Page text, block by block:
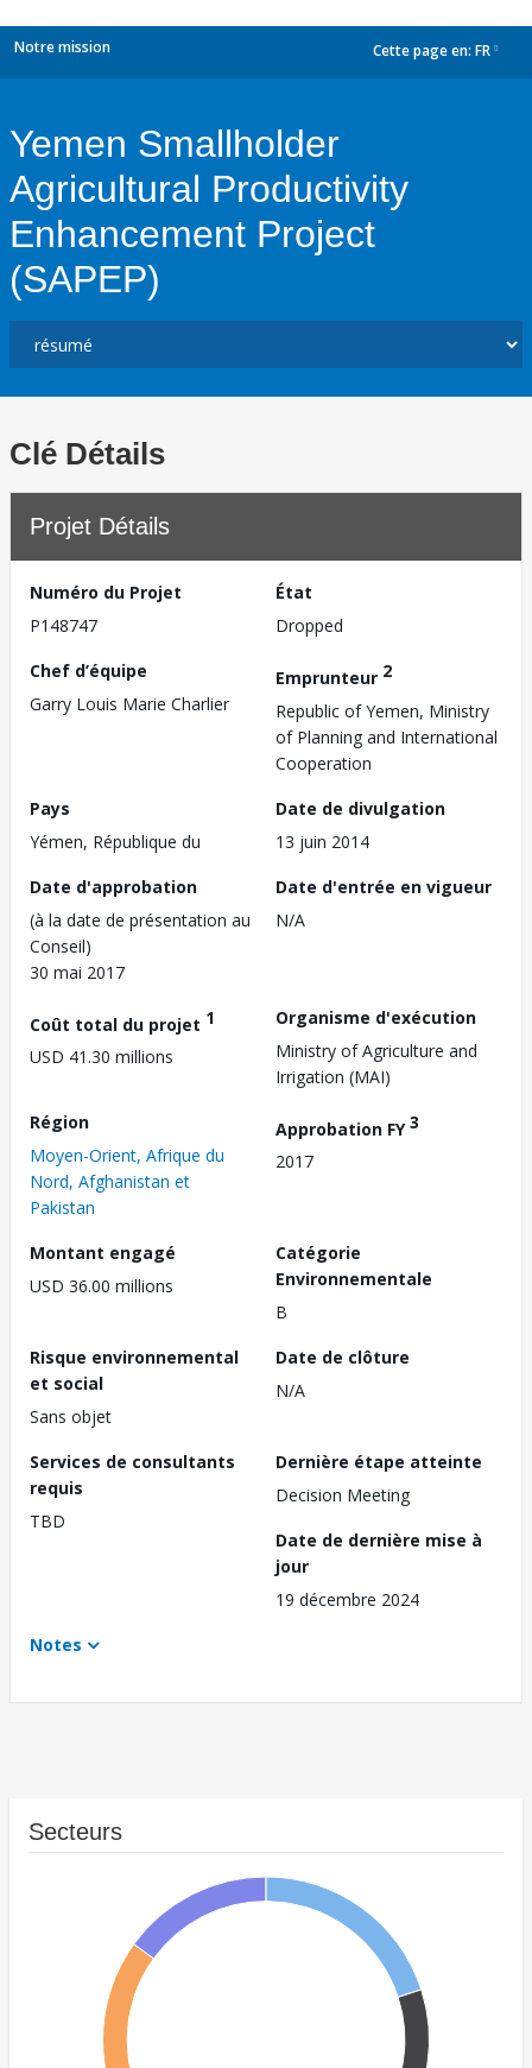
Notre mission Cette page en: FR
Yemen Smallholder
Agricultural Productivity
Enhancement Project
(SAPEP)
Clé Détails
Projet Détails
Numéro du Projet
P148747
État
Dropped
Chef d’équipe
Garry Louis Marie Charlier
Emprunteur 2
Republic of Yemen, Ministry
of Planning and International
Cooperation
Pays
Yémen, République du
Date de divulgation
13 juin 2014
Date d'approbation
(à la date de présentation au
Conseil)
30 mai 2017
Date d'entrée en vigueur
N/A
Coût total du projet 1
USD 41.30 millions
Organisme d'exécution
Ministry of Agriculture and
Irrigation (MAI)
Région
Moyen-Orient, Afrique du
Nord, Afghanistan et
Pakistan
Approbation FY3
2017
Montant engagé
USD 36.00 millions
Catégorie
Environnementale
B
Risque environnemental
et social
Sans objet
Date de clôture
N/A
Services de consultants
requis
TBD
Dernière étape atteinte
Decision Meeting
Date de dernière mise à
jour
19 décembre 2024
Notes
Secteurs